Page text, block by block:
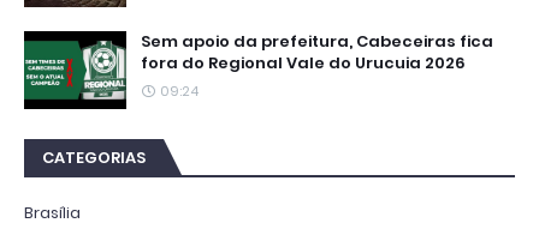
Sem apoio da prefeitura, Cabeceiras fica
fora do Regional Vale do Urucuia 2026
09:24
CATEGORIAS
Brasília